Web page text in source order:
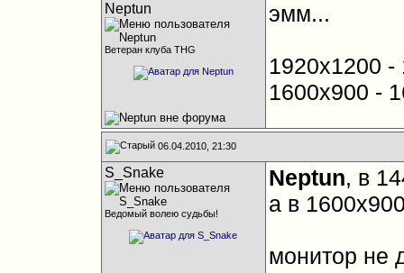
Neptun
Ветеран клуба THG
эмм...
1920x1200 -
1600x900 -
06.04.2010, 21:30
S_Snake
Ведомый волею судьбы!
Neptun, в
а в
монитор не